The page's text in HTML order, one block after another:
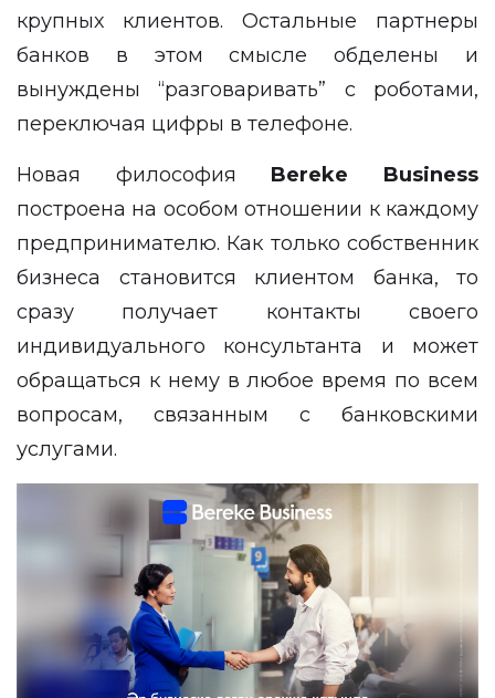
крупных клиентов. Остальные партнеры
банков в этом смысле обделены и
вынуждены “разговаривать” с роботами,
переключая цифры в телефоне.
Новая философия Bereke Business
построена на особом отношении к каждому
предпринимателю. Как только собственник
бизнеса становится клиентом банка, то
сразу получает контакты своего
индивидуального консультанта и может
обращаться к нему в любое время по всем
вопросам, связанным с банковскими
услугами.